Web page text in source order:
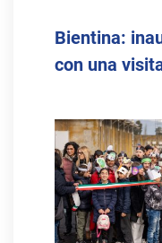
Bientina:
con una